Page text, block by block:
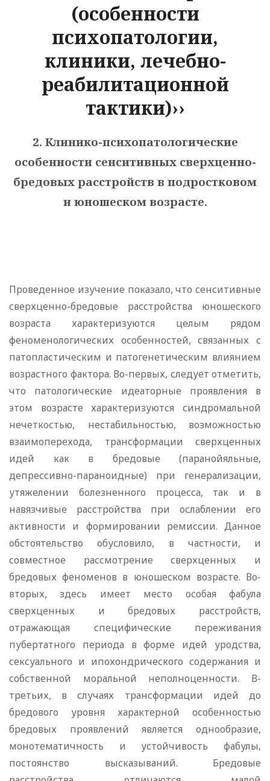
(особенности
психопатологии,
клиники, лечебно-
реабилитационной
тактики)››
2. Клинико-психопатологические
особенности сенситивных сверхценно-
бредовых расстройств в подростковом
и юношеском возрасте.
Проведенное изучение показало, что сенситивные
сверхценно-бредовые расстройства юношеского
возраста характеризуются целым рядом
феноменологических особенностей, связанных с
патопластическим и патогенетическим влиянием
возрастного фактора. Во-первых, следует отметить,
что патологические идеаторные проявления в
этом возрасте характеризуются синдромальной
нечеткостью, нестабильностью, возможностью
взаимоперехода, трансформации сверхценных
идей как в бредовые (паранойяльные,
депрессивно-параноидные) при генерализации,
утяжелении болезненного процесса, так и в
навязчивые расстройства при ослаблении его
активности и формировании ремиссии. Данное
обстоятельство обусловило, в частности, и
совместное рассмотрение сверхценных и
бредовых феноменов в юношеском возрасте. Во-
вторых, здесь имеет место особая фабула
сверхценных и бредовых расстройств,
отражающая специфические переживания
пубертатного периода в форме идей уродства,
сексуального и ипохондрического содержания и
собственной моральной неполноценности. В-
третьих, в случаях трансформации идей до
бредового уровня характерной особенностью
бредовых проявлений является однообразие,
монотематичность и устойчивость фабулы,
постоянство высказываний. Бредовые